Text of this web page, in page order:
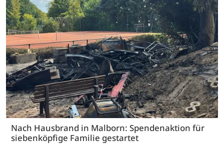
Nach Hausbrand in Malborn: Spendenaktion für
siebenköpfige Familie gestartet